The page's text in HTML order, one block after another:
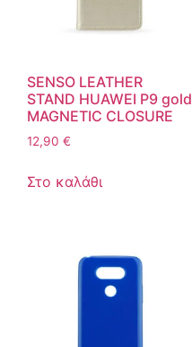
SENSO LEATHER
STAND HUAWEI P9 gold
MAGNETIC CLOSURE
12,90 €
Στο καλάθι